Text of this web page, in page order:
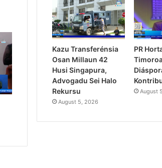
Kazu Transferénsia
Osan Millaun 42
Husi Singapura,
Advogadu Sei Halo
Rekursu
August 5, 2026
PR
August